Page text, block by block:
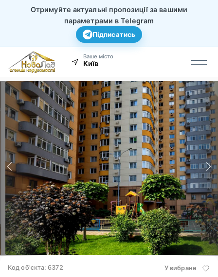
Отримуйте актуальні пропозиції за вашими
параметрами в Telegram
Підписатись
Ваше місто
Київ
Код об'єкта: 6372 У вибране